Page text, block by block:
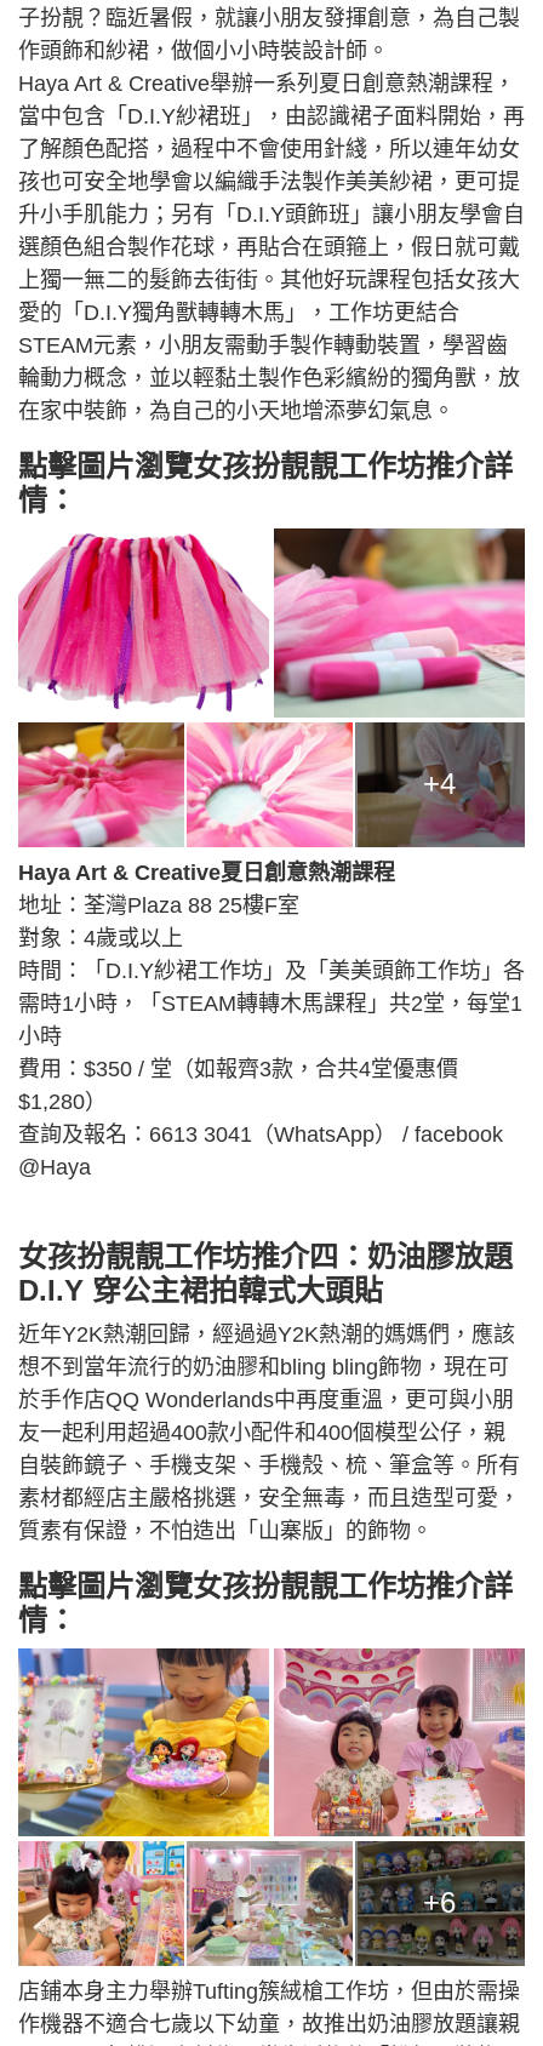
子扮靚？臨近暑假，就讓小朋友發揮創意，為自己製
作頭飾和紗裙，做個小小時裝設計師。
Haya Art & Creative舉辦一系列夏日創意熱潮課程，
當中包含「D.I.Y紗裙班」，由認識裙子面料開始，再
了解顏色配搭，過程中不會使用針綫，所以連年幼女
孩也可安全地學會以編織手法製作美美紗裙，更可提
升小手肌能力；另有「D.I.Y頭飾班」讓小朋友學會自
選顏色組合製作花球，再貼合在頭箍上，假日就可戴
上獨一無二的髮飾去街街。其他好玩課程包括女孩大
愛的「D.I.Y獨角獸轉轉木馬」，工作坊更結合
STEAM元素，小朋友需動手製作轉動裝置，學習齒
輪動力概念，並以輕黏土製作色彩繽紛的獨角獸，放
在家中裝飾，為自己的小天地增添夢幻氣息。
點擊圖片瀏覽女孩扮靚靚工作坊推介詳
情：
+4
Haya Art & Creative夏日創意熱潮課程
地址：荃灣Plaza 88 25樓F室
對象：4歲或以上
時間：「D.I.Y紗裙工作坊」及「美美頭飾工作坊」各
需時1小時，「STEAM轉轉木馬課程」共2堂，每堂1
小時
費用：$350 / 堂（如報齊3款，合共4堂優惠價
$1,280）
查詢及報名：6613 3041（WhatsApp） / facebook
@Haya
女孩扮靚靚工作坊推介四：奶油膠放題
D.I.Y 穿公主裙拍韓式大頭貼
近年Y2K熱潮回歸，經過過Y2K熱潮的媽媽們，應該
想不到當年流行的奶油膠和bling bling飾物，現在可
於手作店QQ Wonderlands中再度重溫，更可與小朋
友一起利用超過400款小配件和400個模型公仔，親
自裝飾鏡子、手機支架、手機殼、梳、筆盒等。所有
素材都經店主嚴格挑選，安全無毒，而且造型可愛，
質素有保證，不怕造出「山寨版」的飾物。
點擊圖片瀏覽女孩扮靚靚工作坊推介詳
情：
+6
店鋪本身主力舉辦Tufting簇絨槍工作坊，但由於需操
作機器不適合七歲以下幼童，故推出奶油膠放題讓親